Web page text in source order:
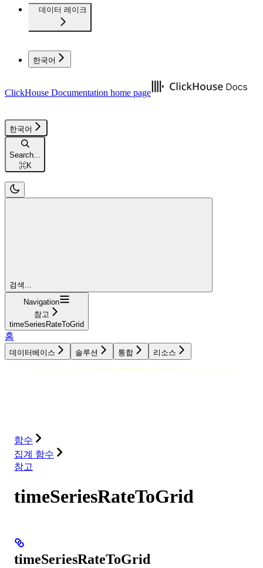
데이터 레이크
한국어
ClickHouse Documentation home page
한국어
Search...
⌘K
검색...
Navigation
참고
timeSeriesRateToGrid
홈
데이터베이스 솔루션 통합 리소스
함수
집계 함수
참고
timeSeriesRateToGrid
timeSeriesRateToGrid